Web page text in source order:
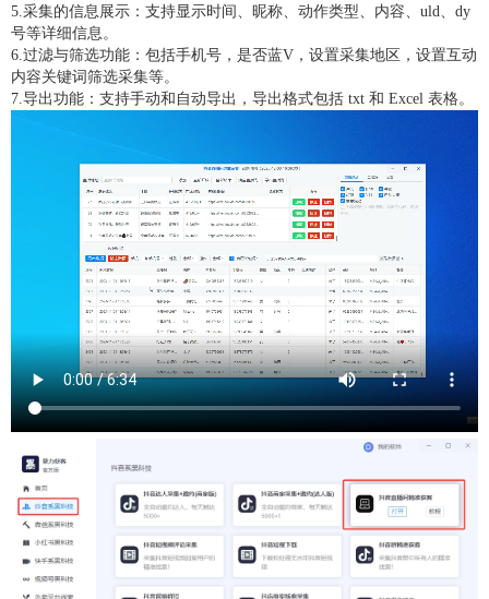
5.采集的信息展示：支持显示时间、昵称、动作类型、内容、uld、dy
号等详细信息。
6.过滤与筛选功能：包括手机号，是否蓝V，设置采集地区，设置互动
内容关键词筛选采集等。
7.导出功能：支持手动和自动导出，导出格式包括 txt 和 Excel 表格。